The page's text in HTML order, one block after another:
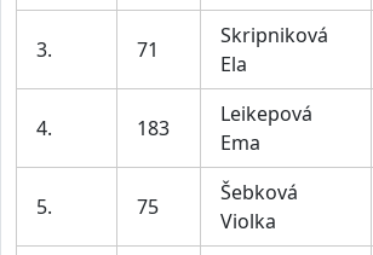
3. 71
Skripniková
Ela
4. 183
Leikepová
Ema
5. 75
Šebková
Violka